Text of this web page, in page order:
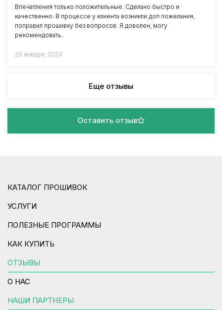
Впечатления только положительные. Сделано быстро и
качественно. В процессе у клиента возникли доп пожелания,
поправил прошивку без вопросов. Я доволен, могу
рекомендовать.
26 января, 2024
Еще отзывы
Оставить отзыв
КАТАЛОГ ПРОШИВОК
УСЛУГИ
ПОЛЕЗНЫЕ ПРОГРАММЫ
КАК КУПИТЬ
ОТЗЫВЫ
О НАС
НАШИ ПАРТНЕРЫ